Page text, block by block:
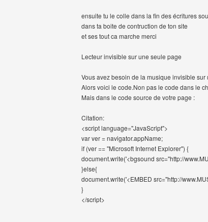
ensuite tu le colle dans la fin des écritures
dans ta boite de contruction de ton site
et ses tout ca marche merci
Lecteur invisible sur une seule page
Vous avez besoin de la musique invisible sur
Alors voici le code.Non pas le code dans le
Mais dans le code source de votre page :
Citation:
<script language="JavaScript">
var ver = navigator.appName;
if (ver == "Microsoft Internet Explorer") {
document.write('<bgsound src="http://
}else{
document.write('<EMBED src="http://
}
</script>